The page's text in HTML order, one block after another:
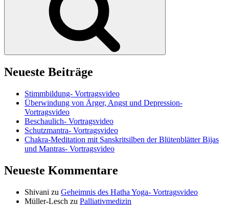
Neueste Beiträge
Stimmbildung- Vortragsvideo
Überwindung von Ärger, Angst und Depression-
Vortragsvideo
Beschaulich- Vortragsvideo
Schutzmantra- Vortragsvideo
Chakra-Meditation mit Sanskritsilben der Blütenblätter Bijas
und Mantras- Vortragsvideo
Neueste Kommentare
Shivani zu Geheimnis des Hatha Yoga- Vortragsvideo
Müller-Lesch zu Palliativmedizin